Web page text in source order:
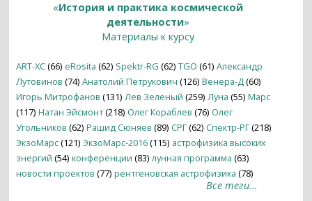
«История и практика космической
деятельности»
Материалы к курсу
ART-XC(66) eRosita (62) Spektr-RG (62) TGO (61) Александр
Лутовинов (74) Анатолий Петрукович (126) Венера-Д(60)
Игорь Митрофанов (131) Лев Зеленый (259) Луна (55) Марс
(117) Натан Эйсмонт(218) Олег Кораблев (76) Олег
Угольников (62) Рашид Сюняев (89) СРГ(62) Спектр-РГ(218)
ЭкзоМарс(121) ЭкзоМарс-2016(115) астрофизика высоких
энергий (54) конференции (83) лунная программа (63)
новости проектов (77) рентгеновская астрофизика (78)
Все теги...